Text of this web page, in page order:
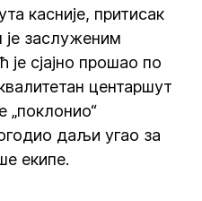
касније, притисак
је заслуженим
сјајно прошао по
центаршут
„поклонио“
даљи угао за
екипе.